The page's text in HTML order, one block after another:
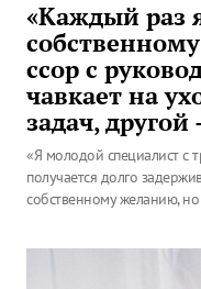
«Каждый раз
ссор с
чавкает на
задач,
«Я молодой специалист с
получается долго
собственному желанию,